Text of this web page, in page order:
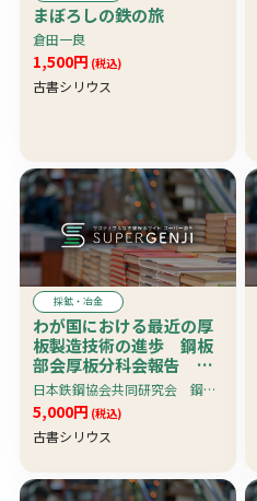
まぼろしの鉄の旅
倉田一良
1,500円 (税込)
古書シリウス
採鉱・冶金
わが国における最近の厚
板製造技術の進歩 鋼板
部会厚板分科会報告 特
別報告書 No.17
日本鉄鋼協会共同研究会 鋼板部会厚板分科会編
5,000円 (税込)
古書シリウス